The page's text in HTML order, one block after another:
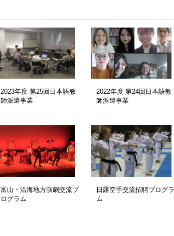
2023年度 第25回日本語教
師派遣事業
2022年度 第24回日本語教
師派遣事業
富山・沿海地方演劇交流プ
ログラム
日露空手交流招聘プログラ
ム